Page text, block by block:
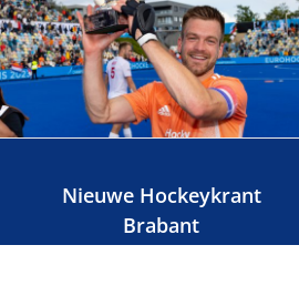
Nieuwe Hockeykrant
Brabant